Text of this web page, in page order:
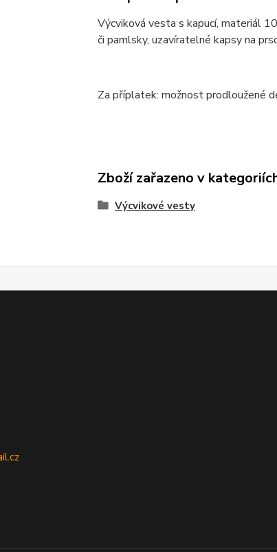
Výcviková vesta s kapucí, materiál
či pamlsky, uzavíratelné kapsy na
Za příplatek: možnost prodloužené
Zboží zařazeno v
Výcvikové vesty